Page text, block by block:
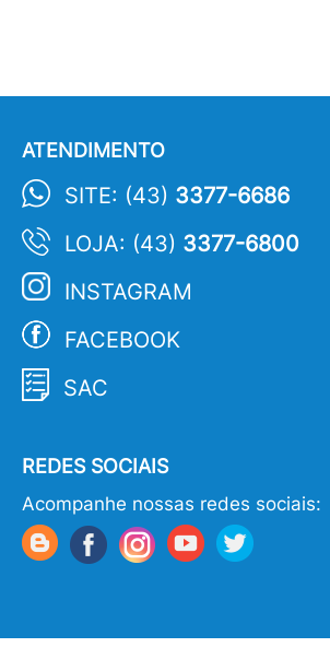
ATENDIMENTO
SITE: (43) 3377-6686
LOJA: (43) 3377-6800
INSTAGRAM
FACEBOOK
SAC
REDES SOCIAIS
Acompanhe nossas redes sociais: